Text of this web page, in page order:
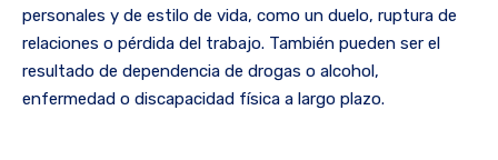
personales y de estilo de vida, como un duelo, ruptura de
relaciones o pérdida del trabajo. También pueden ser el
resultado de dependencia de drogas o alcohol,
enfermedad o discapacidad física a largo plazo.